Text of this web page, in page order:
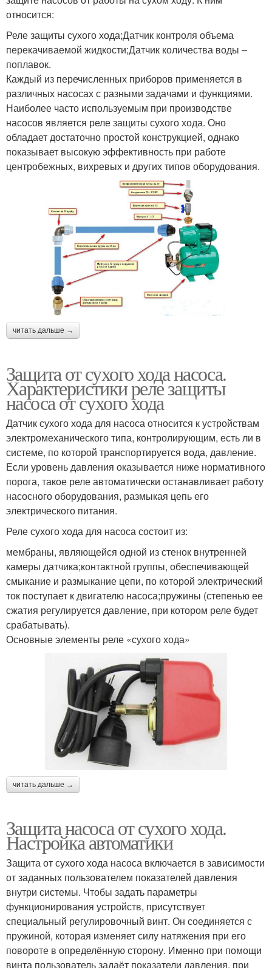
относится:
Реле защиты сухого хода;Датчик контроля объема
перекачиваемой жидкости;Датчик количества воды –
поплавок.
Каждый из перечисленных приборов применяется в
различных насосах с разными задачами и функциями.
Наиболее часто используемым при производстве
насосов является реле защиты сухого хода. Оно
обладает достаточно простой конструкцией, однако
показывает высокую эффективность при работе
центробежных, вихревых и других типов оборудования.
читать дальше →
Защита от сухого хода насоса.
Характеристики реле защиты
насоса от сухого хода
Датчик сухого хода для насоса относится к устройствам
электромеханического типа, контролирующим, есть ли в
системе, по которой транспортируется вода, давление.
Если уровень давления оказывается ниже нормативного
порога, такое реле автоматически останавливает работу
насосного оборудования, размыкая цепь его
электрического питания.
Реле сухого хода для насоса состоит из:
мембраны, являющейся одной из стенок внутренней
камеры датчика;контактной группы, обеспечивающей
смыкание и размыкание цепи, по которой электрический
ток поступает к двигателю насоса;пружины (степенью ее
сжатия регулируется давление, при котором реле будет
срабатывать).
Основные элементы реле «сухого хода»
читать дальше →
Защита насоса от сухого хода.
Настройка автоматики
Защита от сухого хода насоса включается в зависимости
от заданных пользователем показателей давления
внутри системы. Чтобы задать параметры
функционирования устройств, присутствует
специальный регулировочный винт. Он соединяется с
пружиной, которая изменяет силу натяжения при его
повороте в определённую сторону. Именно при помощи
винта пользователь задаёт показатели давления, при